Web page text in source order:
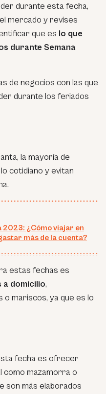
durante esta fecha,
mercado y revises
que es lo que
durante Semana
de negocios con las que
durante los feriados
la mayoría de
cotidiano y evitan
2023: ¿Cómo viajar en
más de la cuenta?
estas fechas es
a domicilio,
o mariscos, ya que es lo
fecha es ofrecer
como mazamorra o
son más elaborados